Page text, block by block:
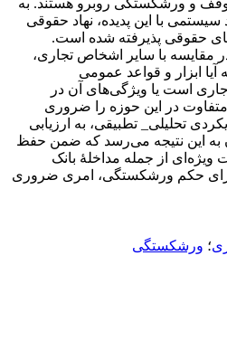
و ورشکستگی روبرو هستند. به
با این پدیده، نهاد حقوقی
حقوقی پذیرفته شده است.
مقایسه با سایر اشخاص تجاری،
ابزار و قواعد عمومی
است یا ویژگی‌های آن در
متفاوت در این حوزه را ضروری
تحلیلی_ تطبیقی، به ارزیابی
به این نتیجه می‌رسد که ضمن حفظ
از جمله مداخلۀ بانک
حکم ورشکستگی، امری ضروری
؛ ورشکستگی